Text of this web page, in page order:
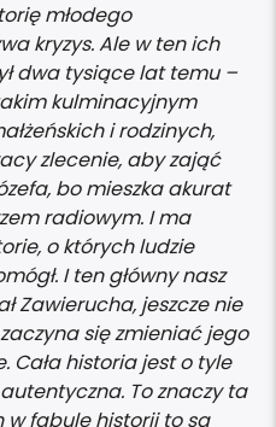
młodego
kryzys. Ale w ten ich
dwa tysiące lat temu –
kulminacyjnym
i rodzinych,
zlecenie, aby zająć
bo mieszka akurat
radiowym. I ma
o których ludzie
I ten główny nasz
Zawierucha, jeszcze nie
się zmieniać jego
Cała historia jest o tyle
To znaczy ta
w fabule historii to są